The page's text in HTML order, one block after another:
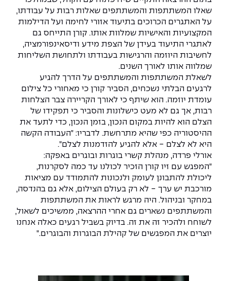
שאלו המשתתפות והמשתתפים שאלות רבות על עבודתו,
על האתגרים הכרוכים בתיעוד אזורי לחימה ועל הדילמות
המקצועיות והאישיות שמלוות אותו. קורן התייחס גם
לאתגרי התיעוד בעידן של הצפת מידע ודיסאינפורמציה,
לחשיבות היוזמה והרגישות בעבודתו ולתחושת השליחות
שמלווה אותו לאורך השנים.
לשאלת המשתתפות והמשתתפים על הדרך להגיע
לרגעים הבלתי נשכחים, הסביר קורן כי מאחורי כל צילום
עומדת יוזמה. הוא שיתף כי לאורך הקריירה צבר הצלחות
רבות, אך גם לא מעט כישלונות והסביר כי תפקידו של
הצלם הוא להיות במקום הנכון, בזמן הנכון, כדי לתעד את
ההיסטוריה כפי שהיא מתרחשת. לדבריו: "העבודה הקשה
היא לא לצלם - אלא להגיע להזדמנות לצלם".
אורלי פרדה, מנהלת קשרי בוגרות ובוגרים באפקה:
"המפגש עם זיו קורן הזכיר לכולנו עד כמה לסקרנות,
ליכולת להתבונן לעומק ולנכונות להתמודד עם מציאות
מורכבת יש ערך - לא רק בעולם הצילום, אלא גם בהנדסה,
במחקר ובניהול. היה מרגש לראות את המשתתפות
והמשתתפים נשארים גם אחרי ההרצאה, ממשיכים לשאול,
לשוחח ולהכיר זה את זה. בדיוק בשביל רגעים כאלה אנחנו
יוצרים את המפגשים של קהילת הבוגרות והבוגרים."
ידיעות מן העיתונות
כתבי עת
כואבים את לכתם
לעבוד באפקה
משרות פנויות
אזור אישי
כניסה לסגל
כניסה לסטודנטים
היחידה לפיזיקה
היחידה לאנגלית
היחידה לחברה ורוח
היחידה ללימודי חוץ
קורס ניהול לוגיסטיקה ורכש
קורס ניהול מוצר בשילוב AI
קורס דירקטורים
קורס אנרגיה מתחדשת
אווירה נפיצה במתקני חשמל ומכשור
נבחרות הספורט
מעורבות חברתית
מרכז החדשנות והיזמות
היחידה לבינלאומיות
שכר לימוד
מלגות
The Afeka Shop
חנות החדשנות והיזמות
מעטפת תמיכה וחוסן למשרתות
ולמשרתי המילואים – תשפ״ו